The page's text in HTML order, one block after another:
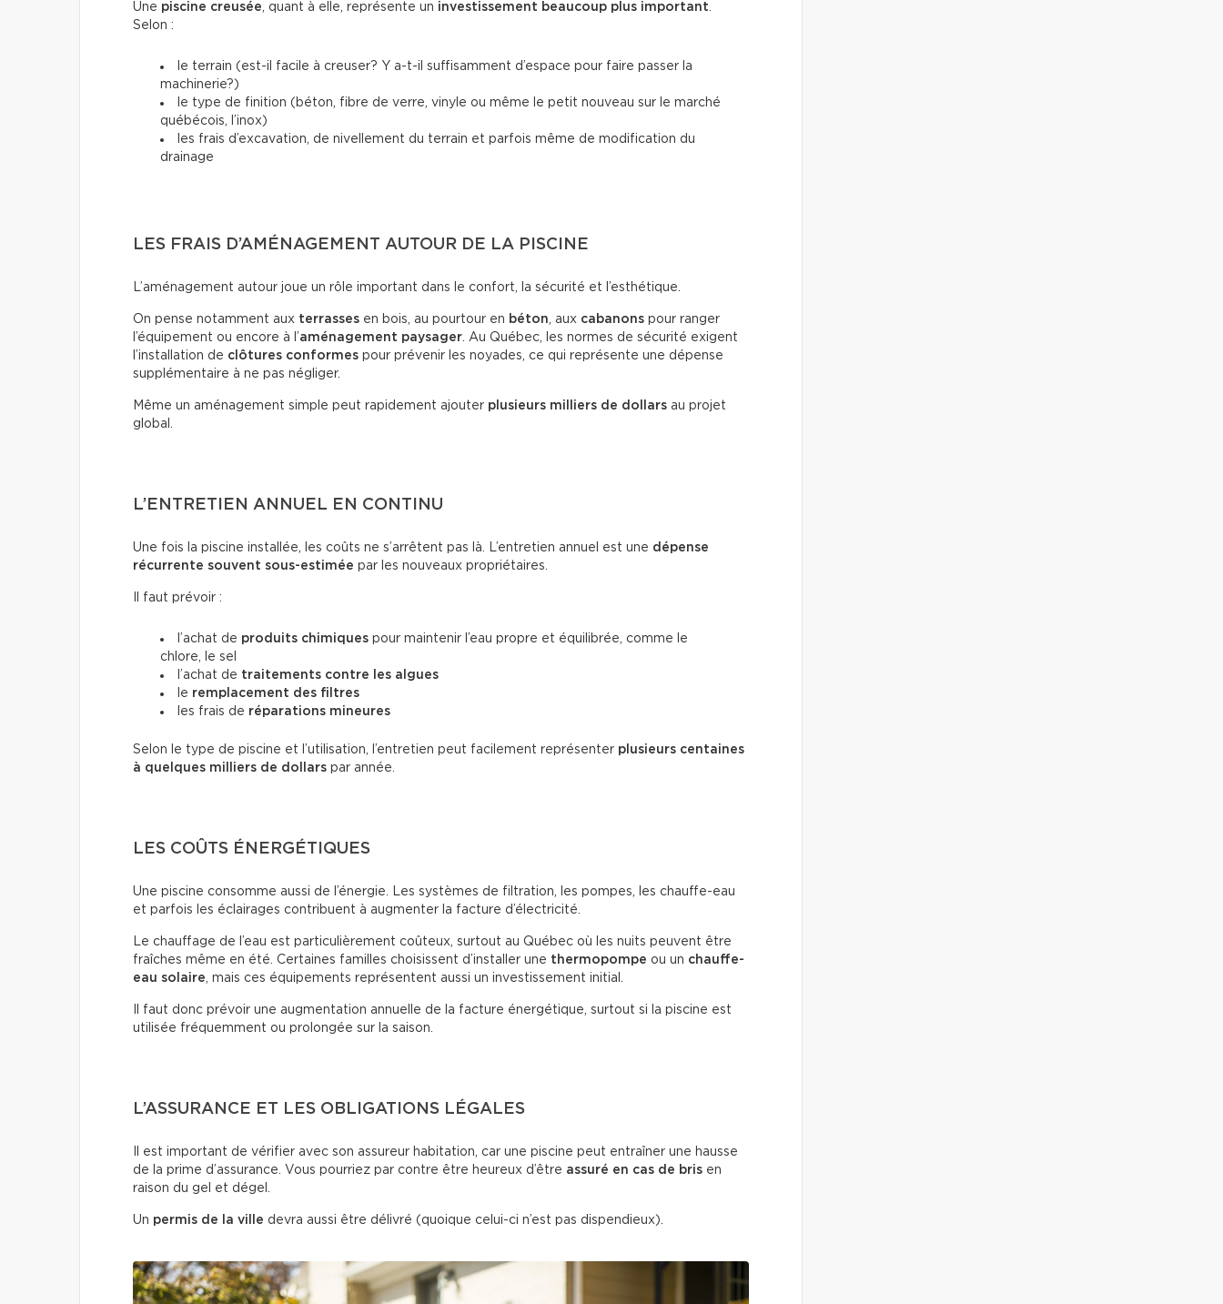
Une piscine creusée, quant à elle, représente un investissement beaucoup plus important.
Selon :
le terrain (est-il facile à creuser? Y a-t-il suffisamment d’espace pour faire passer la
machinerie?)
le type de finition (béton, fibre de verre, vinyle ou même le petit nouveau sur le marché
québécois, l’inox)
les frais d’excavation, de nivellement du terrain et parfois même de modification du
drainage
LES FRAIS D’AMÉNAGEMENT AUTOUR DE LA PISCINE
L’aménagement autour joue un rôle important dans le confort, la sécurité et l’esthétique.
On pense notamment aux terrasses en bois, au pourtour en béton, aux cabanons pour ranger
l’équipement ou encore à l’aménagement paysager. Au Québec, les normes de sécurité exigent
l’installation de clôtures conformes pour prévenir les noyades, ce qui représente une dépense
supplémentaire à ne pas négliger.
Même un aménagement simple peut rapidement ajouter plusieurs milliers de dollars au projet
global.
L’ENTRETIEN ANNUEL EN CONTINU
Une fois la piscine installée, les coûts ne s’arrêtent pas là. L’entretien annuel est une dépense
récurrente souvent sous-estimée par les nouveaux propriétaires.
Il faut prévoir :
l’achat de produits chimiques pour maintenir l’eau propre et équilibrée, comme le
chlore, le sel
l’achat de traitements contre les algues
le remplacement des filtres
les frais de réparations mineures
Selon le type de piscine et l’utilisation, l’entretien peut facilement représenter plusieurs centaines
à quelques milliers de dollars par année.
LES COÛTS ÉNERGÉTIQUES
Une piscine consomme aussi de l’énergie. Les systèmes de filtration, les pompes, les chauffe-eau
et parfois les éclairages contribuent à augmenter la facture d’électricité.
Le chauffage de l’eau est particulièrement coûteux, surtout au Québec où les nuits peuvent être
fraîches même en été. Certaines familles choisissent d’installer une thermopompe ou un chauffe-
eau solaire, mais ces équipements représentent aussi un investissement initial.
Il faut donc prévoir une augmentation annuelle de la facture énergétique, surtout si la piscine est
utilisée fréquemment ou prolongée sur la saison.
L’ASSURANCE ET LES OBLIGATIONS LÉGALES
Il est important de vérifier avec son assureur habitation, car une piscine peut entraîner une hausse
de la prime d’assurance. Vous pourriez par contre être heureux d’être assuré en cas de bris en
raison du gel et dégel.
Un permis de la ville devra aussi être délivré (quoique celui-ci n’est pas dispendieux).